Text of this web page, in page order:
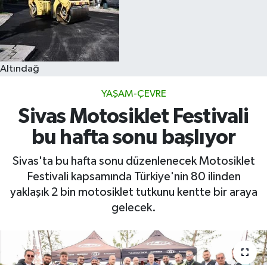
Altındağ
YAŞAM-ÇEVRE
Sivas Motosiklet Festivali
bu hafta sonu başlıyor
Sivas'ta bu hafta sonu düzenlenecek Motosiklet
Festivali kapsamında Türkiye'nin 80 ilinden
yaklaşık 2 bin motosiklet tutkunu kentte bir araya
gelecek.